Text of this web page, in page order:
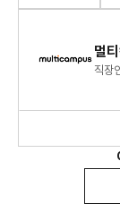
멀
직장